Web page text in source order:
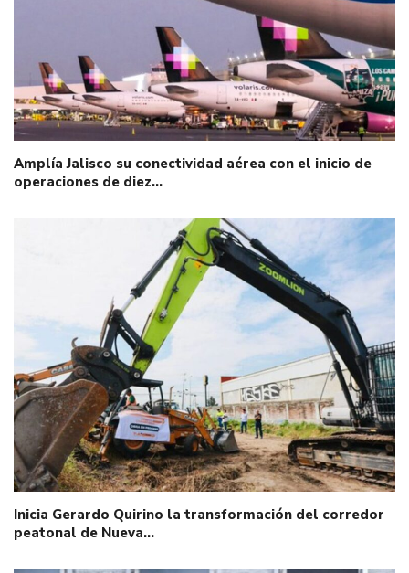
Amplía Jalisco su conectividad aérea con el inicio de
operaciones de diez…
Inicia Gerardo Quirino la transformación del corredor
peatonal de Nueva…